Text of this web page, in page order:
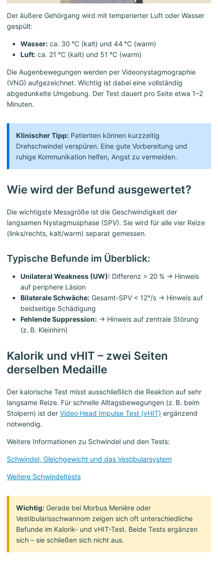
Der äußere Gehörgang wird mit temperierter Luft oder Wasser
gespült:
Wasser: ca. 30 °C (kalt) und 44 °C (warm)
Luft: ca. 21 °C (kalt) und 51 °C (warm)
Die Augenbewegungen werden per Videonystagmographie
(VNG) aufgezeichnet. Wichtig ist dabei eine vollständig
abgedunkelte Umgebung. Der Test dauert pro Seite etwa 1–2
Minuten.
Klinischer Tipp: Patienten können kurzzeitig
Drehschwindel verspüren. Eine gute Vorbereitung und
ruhige Kommunikation helfen, Angst zu vermeiden.
Wie wird der Befund ausgewertet?
Die wichtigste Messgröße ist die Geschwindigkeit der
langsamen Nystagmusphase (SPV). Sie wird für alle vier Reize
(links/rechts, kalt/warm) separat gemessen.
Typische Befunde im Überblick:
Unilateral Weakness (UW): Differenz > 20 % → Hinweis
auf periphere Läsion
Bilaterale Schwäche: Gesamt-SPV < 12°/s → Hinweis auf
beidseitige Schädigung
Fehlende Suppression: → Hinweis auf zentrale Störung
(z. B. Kleinhirn)
Kalorik und vHIT – zwei Seiten
derselben Medaille
Der kalorische Test misst ausschließlich die Reaktion auf sehr
langsame Reize. Für schnelle Alltagsbewegungen (z. B. beim
Stolpern) ist der Video Head Impulse Test (vHIT) ergänzend
notwendig.
Weitere Informationen zu Schwindel und den Tests:
Schwindel, Gleichgewicht und das Vestibularsystem
Weitere Schwindeltests
Wichtig: Gerade bei Morbus Menière oder
Vestibularisschwannom zeigen sich oft unterschiedliche
Befunde im Kalorik- und vHIT-Test. Beide Tests ergänzen
sich – sie schließen sich nicht aus.